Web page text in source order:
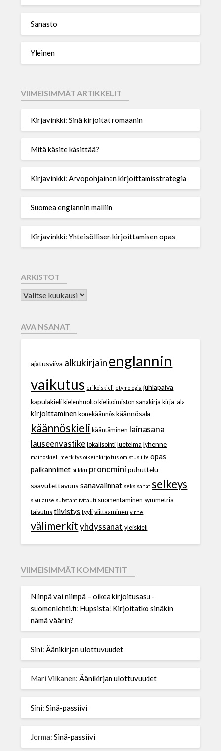
Sanasto
Yleinen
VIIMEISIMMÄT ARTIKKELIT
Kirjavinkki: Sinä kirjoitat romaanin
Mitä käsite käsittää?
Kirjavinkki: Arvopohjainen kirjoittamisstrategia
Suomea englannin malliin
Kirjavinkki: Yhteisöllisen kirjoittamisen opas
ARKISTOT
AVAINSANAT
ajatusviiva alkukirjain englannin
vaikutus erikoiskieli etymologia juhlapäivä
kapulakieli kielenhuolto kielitoimiston sanakirja kirja-ala
kirjoittaminen konekäännös käännösala
käännöskieli kääntäminen lainasana
lauseenvastike lokalisointi luetelma lyhenne
mainoskieli merkitys oikeinkirjoitus omistusliite opas
paikannimet pilkku pronomini puhuttelu
saavutettavuus sanavalinnat seksisanat selkeys
sivulause substantiivitauti suomentaminen symmetria
taivutus tiivistys tyyli viittaaminen virhe
välimerkit yhdyssanat yleiskieli
VIIMEISIMMÄT KOMMENTIT
Niinpä vai niimpä – oikea kirjoitusasu -
suomenlehti.fi: Hupsista! Kirjoitatko sinäkin
nämä väärin?
Sini:Äänikirjan ulottuvuudet
Mari Vilkanen:Äänikirjan ulottuvuudet
Sini:Sinä-passiivi
Jorma:Sinä-passiivi